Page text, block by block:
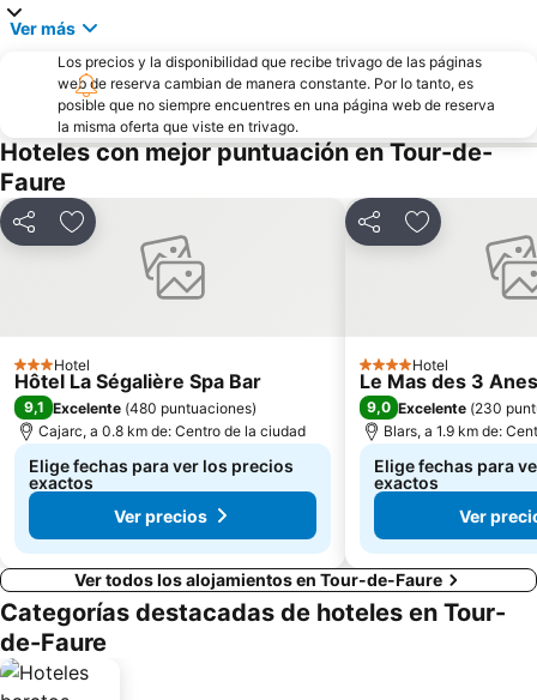
Ver más
Los precios y la disponibilidad que recibe trivago de las páginas
web de reserva cambian de manera constante. Por lo tanto, es
posible que no siempre encuentres en una página web de reserva
la misma oferta que viste en trivago.
Hoteles con mejor puntuación en Tour-de-
Faure
CompartirAgregar a favoritos
3 Estrellas
Hotel
Hôtel La Ségalière Spa Bar
9,1 Excelente (480 puntuaciones)
Cajarc, a 0.8 km de: Centro de la ciudad
Elige fechas para ver los precios
exactos
Ver precios
CompartirAgregar a
4 Estrellas
Hotel
Le Mas des 3 Anes
9,0 Excelente (230
Blars, a 1.9 km de:
Elige fechas para
exactos
Ver
Ver todos los alojamientos en Tour-de-Faure
Categorías destacadas de hoteles en Tour-
de-Faure